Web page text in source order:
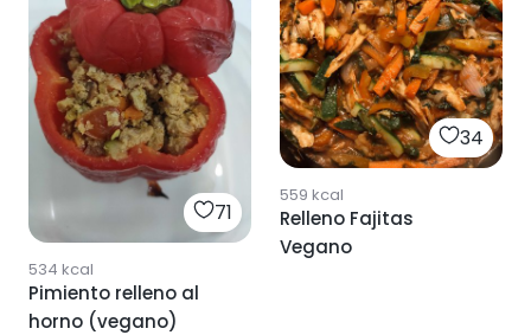
71
534 kcal
Pimiento relleno al
horno (vegano)
34
559 kcal
Relleno Fajitas
Vegano